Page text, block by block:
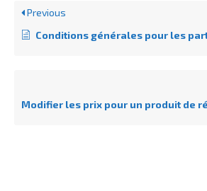
Previous
Conditions générales pour les